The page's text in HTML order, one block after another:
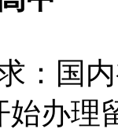
国内
办理